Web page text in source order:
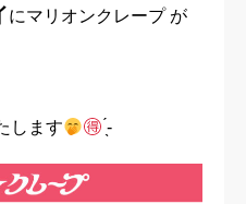
にマリオンクレープ が
します
̖́-